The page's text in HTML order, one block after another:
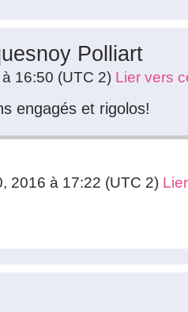
Polliart
16:50 (UTC 2) Lier vers
engagés et rigolos!
2016 à 17:22 (UTC 2)